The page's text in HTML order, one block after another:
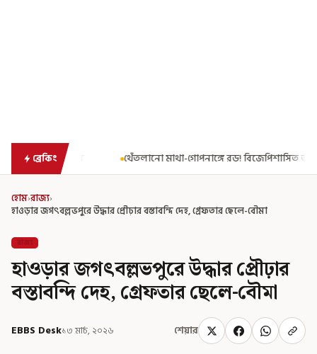
ব্রেকিং
থেঁতলানো মাথা-গোপনাঙ্গে রড! বিজেপিশাসিত অসমে নাবালিকার নৃশংস পরিণতি
হোম›রাজ্য›
হাওড়ার জগৎবল্লভপুরে উদ্ধার প্রৌঢ়ার বস্তাবন্দি দেহ, গ্রেফতার ছেলে-বৌমা
রাজ্য
হাওড়ার জগৎবল্লভপুরে উদ্ধার প্রৌঢ়ার
বস্তাবন্দি দেহ, গ্রেফতার ছেলে-বৌমা
EBBS Desk১৩ মার্চ, ২০২৬ শেয়ার